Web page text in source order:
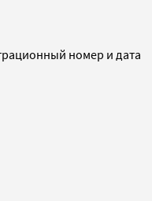
номер и дата